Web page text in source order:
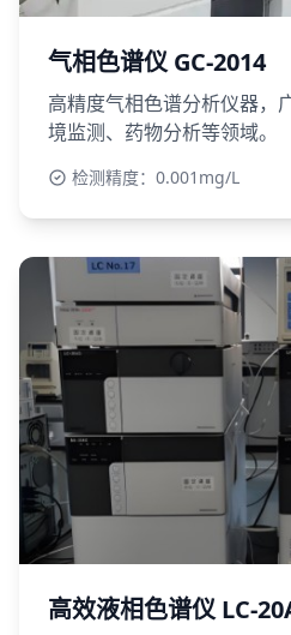
气相色谱仪 GC-2014
高精度气相色谱分析仪器，
境监测、药物分析等领域。
检测精度：0.001mg/L
高效液相色谱仪 LC-